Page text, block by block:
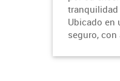
tranquilidad
Ubicado en
seguro,